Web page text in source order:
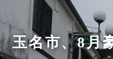
玉名市、8月